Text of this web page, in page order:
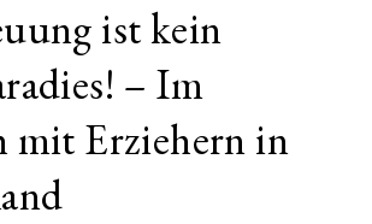
ist kein
– Im
mit Erziehern in